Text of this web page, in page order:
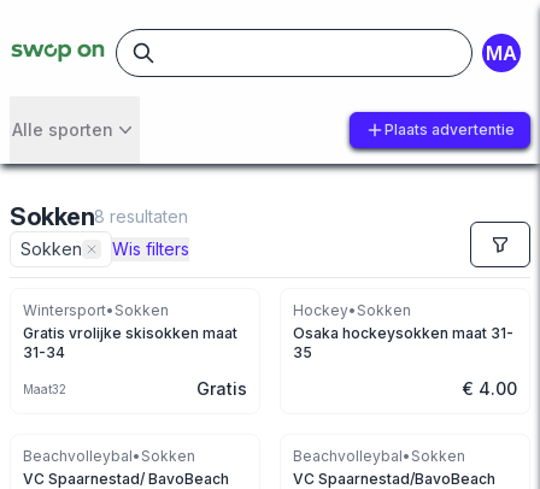
MA
Alle sporten Plaats advertentie
Sokken8 resultaten
Sokken
Wis filters
Wintersport• Sokken
Gratis vrolijke skisokken maat
31-34
Maat32 Gratis
Hockey• Sokken
Osaka hockeysokken maat 31-
35
€ 4.00
Beachvolleybal• Sokken
VC Spaarnestad/ BavoBeach
Beachvolleybal• Sokken
VC Spaarnestad/BavoBeach